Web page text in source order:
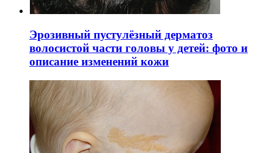
Эрозивный пустулёзный дерматоз
волосистой части головы у детей: фото и
описание изменений кожи